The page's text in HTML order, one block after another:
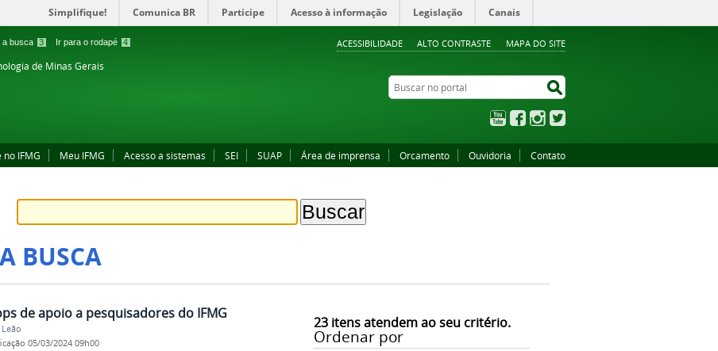
a busca 3 Ir para o rodapé 4 ACESSIBILIDADE ALTO CONTRASTE MAPA DO SITE
Simplifique! Comunica BR Participe Acesso à informação Legislação Canais
de Minas Gerais
Buscar no portal
YouTubeFacebookInstagram
no IFMG Meu IFMG Acesso a sistemas SEI SUAP Área de imprensa Orcamento Ouvidoria Contato
BUSCA
23itens atendem ao seu critério.
Ordenar por
de apoio a pesquisadores do IFMG
05/03/2024 09h00